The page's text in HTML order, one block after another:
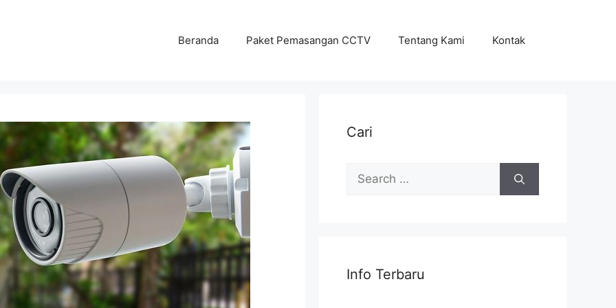
Beranda Paket Pemasangan CCTV Tentang Kami Kontak
Cari
Search
for:
Info Terbaru